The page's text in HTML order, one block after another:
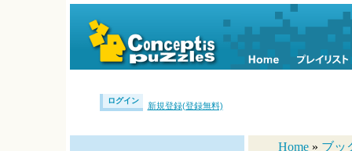
ログイン
新規登録(登録無料)
Home » ブッ